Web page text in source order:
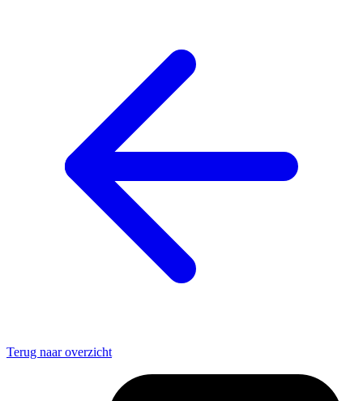
Terug naar overzicht